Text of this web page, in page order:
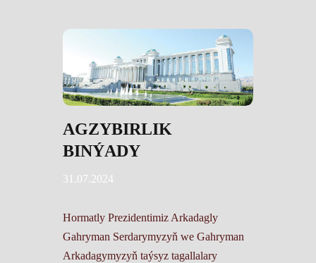
AGZYBIRLIK
BINÝADY
31.07.2024
Hormatly Prezidentimiz Arkadagly
Gahryman Serdarymyzyň we Gahryman
Arkadagymyzyň taýsyz tagallalary